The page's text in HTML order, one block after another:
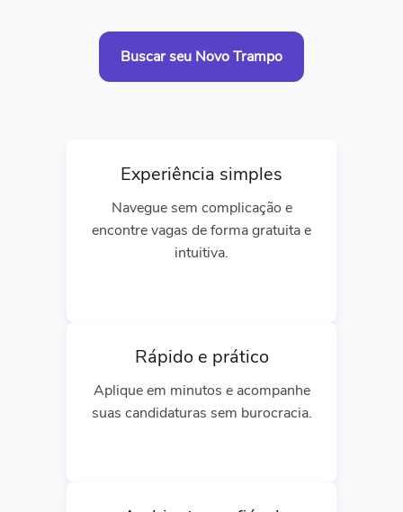
Buscar seu Novo Trampo
Experiência simples
Navegue sem complicação e
encontre vagas de forma gratuita e
intuitiva.
Rápido e prático
Aplique em minutos e acompanhe
suas candidaturas sem burocracia.